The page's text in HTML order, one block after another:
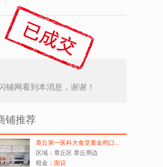
铺网看到本消息，谢谢！
铺推荐
章丘第一医科大食堂黄金档口...
区域：章丘区 章丘周边
租金： 面议